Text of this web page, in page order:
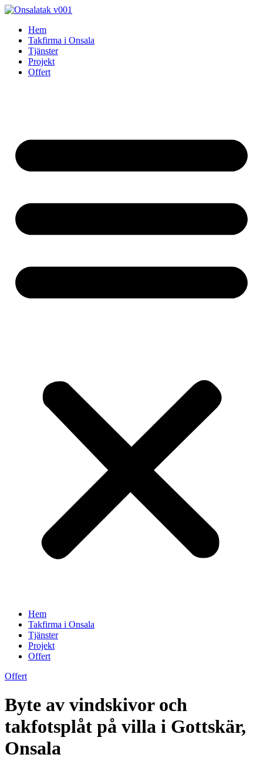
Skip
contentHem
Takfirma i Onsala
Tjänster
Projekt
Offert
Hem
Takfirma i Onsala
Tjänster
Projekt
Offert
Offert
Byte av vindskivor och
takfotsplåt på villa i Gottskär,
Onsala